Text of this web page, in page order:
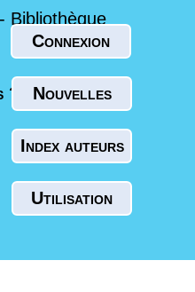
Connexion
Nouvelles
Index auteurs
Utilisation